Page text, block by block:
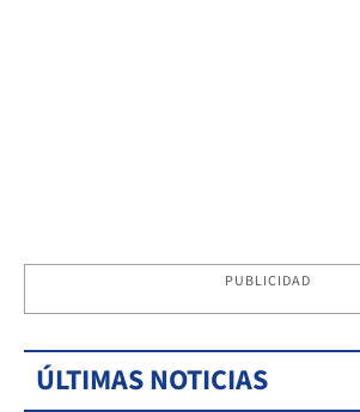
PUBLICIDAD
ÚLTIMAS NOTICIAS